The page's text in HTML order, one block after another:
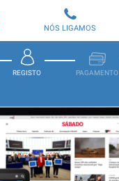
REGISTO PAGAMENTO
NÓS LIGAMOS